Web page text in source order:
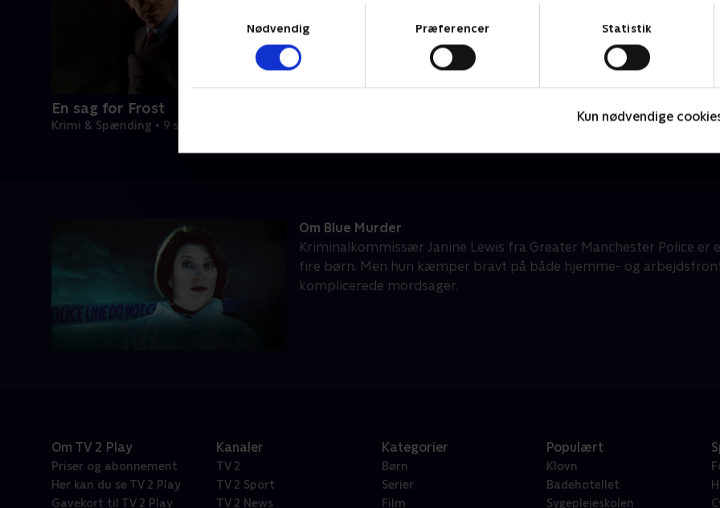
Nødvendig
Præferencer Statistik
Kun nødvendige
En sag for Frost
Krimi & Spænding • 9 sæsoner
Om Blue Murder
Kriminalkommissær Janine Lewis fra Greater Manchester Police er
fire børn. Men hun kæmper bravt på både hjemme- og
komplicerede mordsager.
Om TV 2 Play
Priser og abonnement
Her kan du se TV 2 Play
Gavekort til TV 2 Play
Kanaler
TV 2
TV 2 Sport
TV 2 News
Kategorier
Børn
Serier
Film
Populært
Klovn
Badehotellet
Sygeplejeskolen